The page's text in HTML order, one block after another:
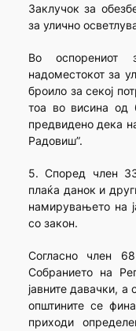
Заклучок за
за улично
Во оспорениот
надоместокот за
броило за секој
тоа во висина од
предвидено дека
Радовиш”.
5. Според член
плаќа данок и
намирувањето на
со закон.
Согласно член
Собранието на
јавните давачки, а
општините се
приходи